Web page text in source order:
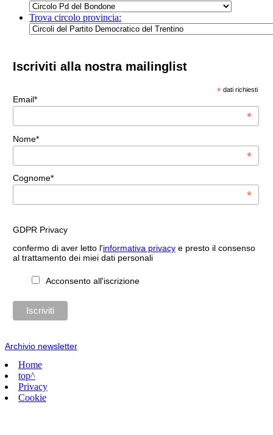
Trova circolo provincia:
Iscriviti alla nostra mailinglist
* dati richiesti
Email*
*
Nome*
*
Cognome*
*
GDPR Privacy
confermo di aver letto l'informativa privacye presto il consenso
al trattamento dei miei dati personali
Acconsento all'iscrizione
Archivio newsletter
Home
top^
Privacy
Cookie